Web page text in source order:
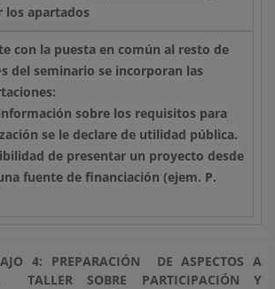
los apartados
con la puesta en común al resto de
del seminario se incorporan las
sobre los requisitos para
se le declare de utilidad pública.
de presentar un proyecto desde
fuente de financiación (ejem. P.
4: PREPARACIÓN DE ASPECTOS A
TALLER SOBRE PARTICIPACIÓN Y